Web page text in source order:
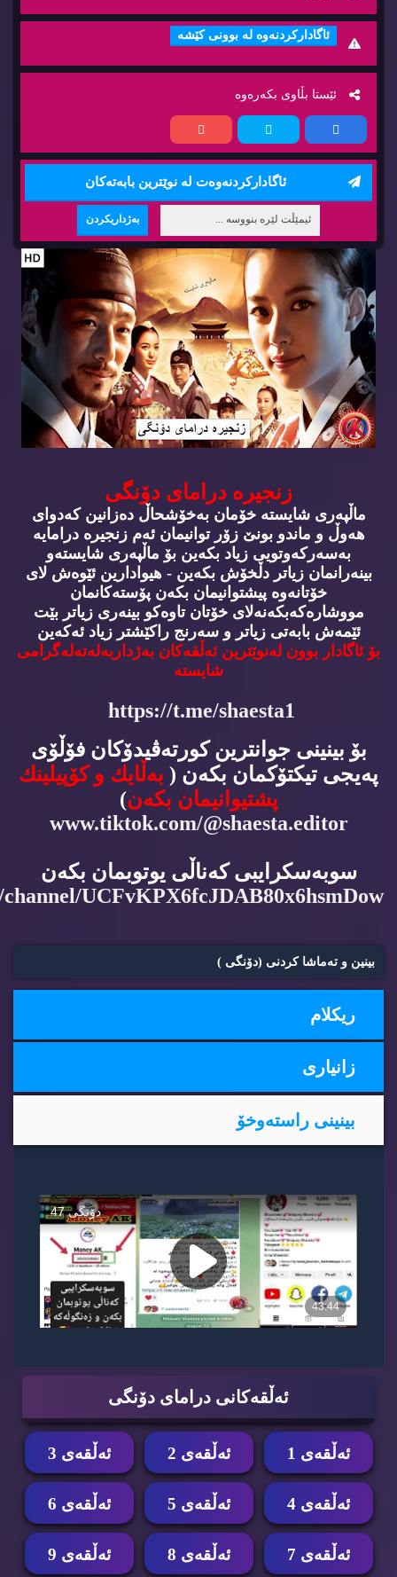
ئاگاداركردنه‌وه‌ له‌ بوونی كێشه‌
ئێستا بڵاوی بكه‌ره‌وه‌
ئاگاداركردنه‌وه‌ت له‌ نوێترین بابه‌ته‌كان
زنجیره‌ درامای دۆنگی
ماڵپه‌ری شایسته‌ خۆمان به‌خۆشحاڵ ده‌زانین كه‌دوای
هه‌وڵ و ماندو بونێ زۆر توانیمان ئه‌م زنجیره‌ درامایه‌
به‌سه‌ركه‌وتویی زیاد بكه‌ین بۆ ماڵپه‌ری شایسته‌و
بینه‌رانمان زیاتر دڵخۆش بكه‌ین - هیوادارین ئێوه‌ش لای
خۆتانه‌وه‌ پیشتوانیمان بكه‌ن پۆسته‌كانمان
مووشاره‌كه‌بكه‌نه‌لای خۆتان تاوه‌كو بینه‌ری زیاتر بێت
ئێمه‌ش بابه‌تی زیاتر و سه‌رنج راكێشتر زیاد ئه‌كه‌ین
بۆ ئاگادار بوون له‌نوێترین ئه‌ڵقه‌كان به‌ژداربه‌له‌ته‌له‌گرامی
شایسته‌
https://t.me/shaesta1
بۆ بینینی جوانترین كورته‌ڤیدۆكان فۆڵۆی
په‌یجی تیكتۆكمان بكه‌ن ( به‌ڵایك و كۆپیلینك
پشتیوانیمان بكه‌ن)
www.tiktok.com/@shaesta.editor
سوبه‌سكرایبی كه‌ناڵی یوتوبمان بكه‌ن
UCFvKPX6fcJDAB80x6hsmDow
بینین و ته‌ماشا كردنی (دۆنگی )
ریكلام
زانیاری
بینینی راسته‌وخۆ
ئه‌ڵقه‌كانی درامای دۆنگی
ئه‌ڵقه‌ی 1 ئه‌ڵقه‌ی 2 ئه‌ڵقه‌ی 3
ئه‌ڵقه‌ی 4 ئه‌ڵقه‌ی 5 ئه‌ڵقه‌ی 6
ئه‌ڵقه‌ی 7 ئه‌ڵقه‌ی 8 ئه‌ڵقه‌ی 9